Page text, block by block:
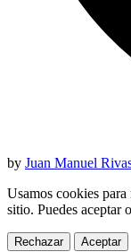
by Juan Manuel
Usamos cookies
sitio. Puedes aceptar
Rechazar Aceptar